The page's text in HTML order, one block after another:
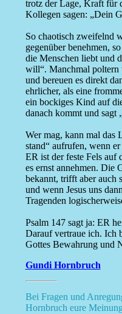
trotz der Lage, Kraft für
Kollegen sagen: „Dein
So chaotisch zweifelnd
gegenüber benehmen,
die Menschen liebt und
will“. Manchmal
und bereuen es direkt
ehrlicher, als eine
ein bockiges Kind auf
danach kommt und sagt
Wer mag, kann mal das
stand“ aufrufen, wenn
ER ist der feste Fels auf
es ernst annehmen. Die
bekannt, trifft aber auch
und wenn Jesus uns
Tragenden
Psalm 147 sagt ja: ER
Darauf vertraue ich. Ich
Gottes Bewahrung und
Gundi Hornbruch
Bei Fragen und
Hornbruch eure